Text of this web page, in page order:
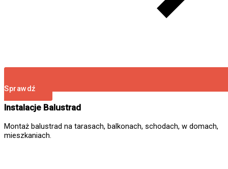
Sprawdź
Instalacje Balustrad
Montaż balustrad na tarasach, balkonach, schodach, w domach,
mieszkaniach.